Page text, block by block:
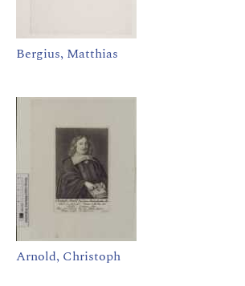
Bergius, Matthias
Arnold, Christoph